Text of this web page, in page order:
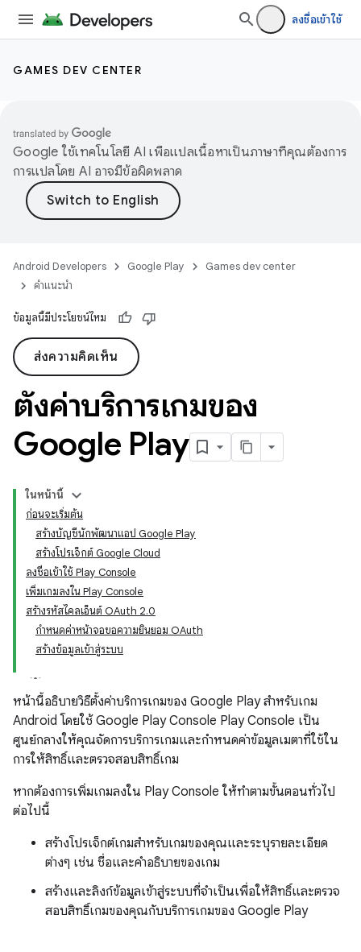
ลงชื่อเข้าใช้
GAMES DEV CENTER
Google ใช้เทคโนโลยี AI เพื่อแปลเนื้อหาเป็นภาษาที่คุณต้องการ
การแปลโดย AI อาจมีข้อผิดพลาด
Android Developers Google Play
Games dev center
คำแนะนำ
ข้อมูลนี้มีประโยชน์ไหม
ส่งความคิดเห็น
ตั้งค่าบริการเกมของ
Google Play
ในหน้านี้
ก่อนจะเริ่มต้น
สร้างบัญชีนักพัฒนาแอป Google Play
สร้างโปรเจ็กต์ Google Cloud
ลงชื่อเข้าใช้ Play Console
เพิ่มเกมลงใน Play Console
สร้างรหัสไคลเอ็นต์ OAuth 2.0
กำหนดค่าหน้าจอขอความยินยอม OAuth
สร้างข้อมูลเข้าสู่ระบบ
หน้านี้อธิบายวิธีตั้งค่าบริการเกมของ Google Play สำหรับเกม
Android โดยใช้ Google Play Console Play Console เป็น
ศูนย์กลางให้คุณจัดการบริการเกมและกำหนดค่าข้อมูลเมตาที่ใช้ใน
การให้สิทธิ์และตรวจสอบสิทธิ์เกม
หากต้องการเพิ่มเกมลงใน Play Console ให้ทำตามขั้นตอนทั่วไป
ต่อไปนี้
สร้างโปรเจ็กต์เกมสำหรับเกมของคุณและระบุรายละเอียด
ต่างๆ เช่น ชื่อและคำอธิบายของเกม
สร้างและลิงก์ข้อมูลเข้าสู่ระบบที่จำเป็นเพื่อให้สิทธิ์และตรวจ
สอบสิทธิ์เกมของคุณกับบริการเกมของ Google Play